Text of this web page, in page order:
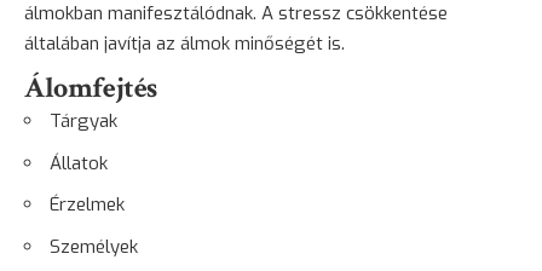
álmokban manifesztálódnak. A stressz csökkentése
általában javítja az álmok minőségét is.
Álomfejtés
Tárgyak
Állatok
Érzelmek
Személyek